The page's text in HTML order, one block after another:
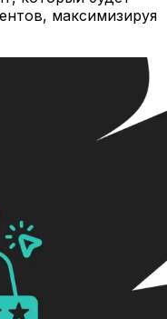
максимизируя